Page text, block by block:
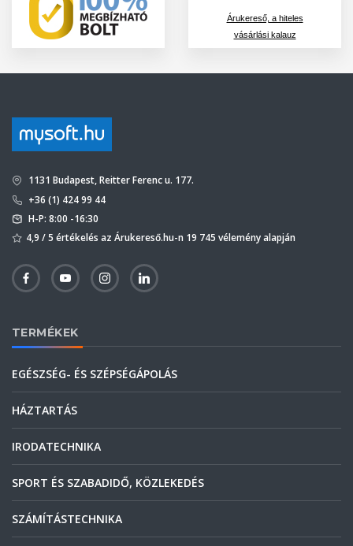
Árukereső, a hiteles
vásárlási kalauz
1131 Budapest, Reitter Ferenc u. 177.
+36 (1) 424 99 44
H-P: 8:00 -16:30
4,9 / 5 értékelés az Árukereső.hu-n 19 745 vélemény alapján
TERMÉKEK
EGÉSZSÉG- ÉS SZÉPSÉGÁPOLÁS
HÁZTARTÁS
IRODATECHNIKA
SPORT ÉS SZABADIDŐ, KÖZLEKEDÉS
SZÁMÍTÁSTECHNIKA